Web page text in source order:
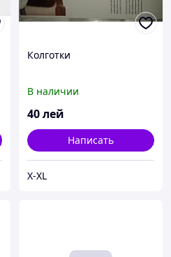
Колготки
В наличии
40лей
Написать
X-XL